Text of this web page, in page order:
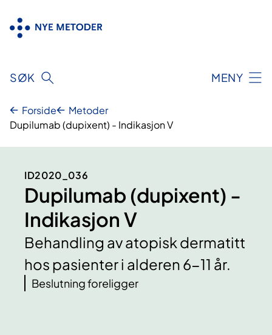
innhold
SØK MENY
Forside
Metoder
Dupilumab (dupixent) - Indikasjon V
ID2020_036
Dupilumab (dupixent) -
Indikasjon V
Behandling av atopisk dermatitt
hos pasienter i alderen 6-11 år.
Beslutning foreligger